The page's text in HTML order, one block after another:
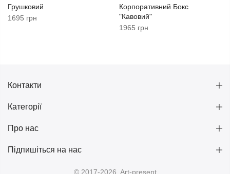
Грушковий
1695 грн
Корпоративний Бокс
"Кавовий"
1965 грн
Контакти
Категорії
Про нас
Підпишіться на нас
© 2017-2026. Art-present